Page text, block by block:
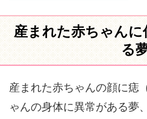
産まれた赤ちゃん
る
産まれた赤ちゃんの顔に痣
ゃんの身体に異常がある夢